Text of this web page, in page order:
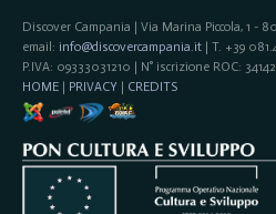
Discover Campania | Via Marina Piccola, 1 -
email: info@discovercampania.it| T. +39
P.IVA: 09333031210 | N° iscrizione ROC: 34142
HOME| PRIVACY | CREDITS